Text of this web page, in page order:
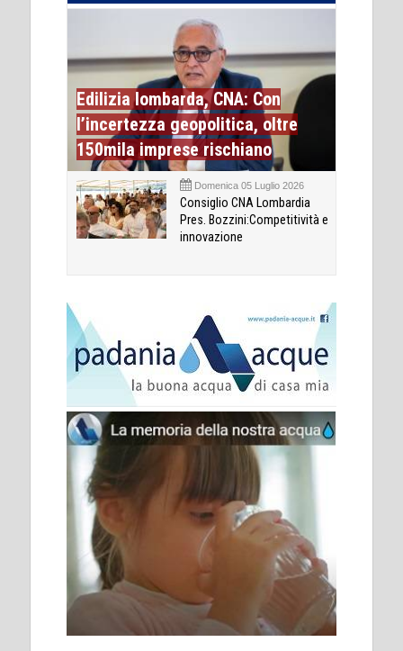
Edilizia lombarda, CNA: Con
l’incertezza geopolitica, oltre
150mila imprese rischiano
Domenica 05 Luglio 2026
Consiglio CNA Lombardia
Pres. Bozzini:Competitività e
innovazione